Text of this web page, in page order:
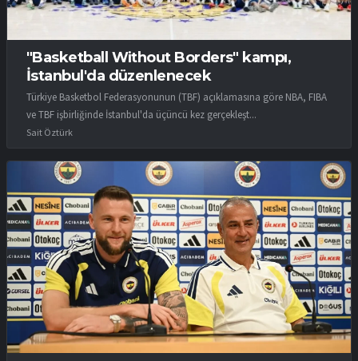
"Basketball Without Borders" kampı,
İstanbul'da düzenlenecek
Türkiye Basketbol Federasyonunun (TBF) açıklamasına göre NBA, FIBA
ve TBF işbirliğinde İstanbul'da üçüncü kez gerçekleşt...
Sait Öztürk